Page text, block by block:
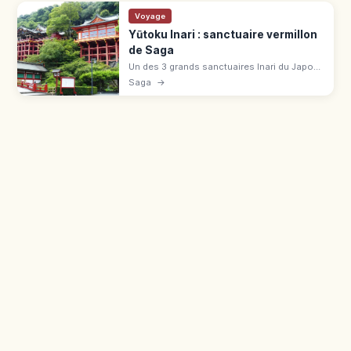
Voyage
Yūtoku Inari : sanctuaire vermillon
de Saga
Un des 3 grands sanctuaires Inari du Japon
à Kashima (Saga), fondé en 1687. Pavillon
laqué vermillon à flanc de montagne,
Saga →